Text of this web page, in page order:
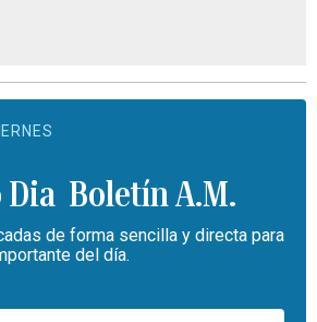
Boletín A.M.
de forma sencilla y directa para
del día.